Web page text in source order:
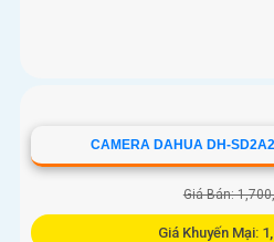
CAMERA DAHUA DH-
Giá Bán:
Giá Khuyến Mại: